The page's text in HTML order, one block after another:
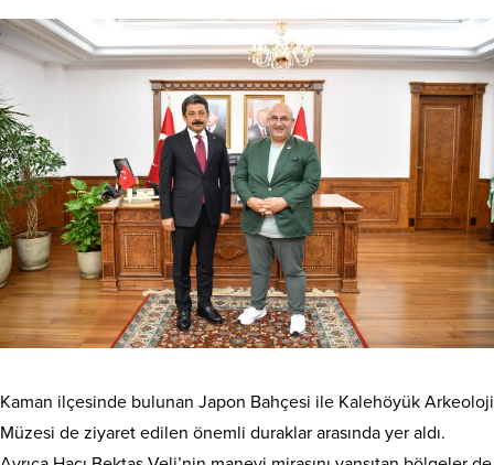
Kaman ilçesinde bulunan Japon Bahçesi ile Kalehöyük Arkeoloji
Müzesi de ziyaret edilen önemli duraklar arasında yer aldı.